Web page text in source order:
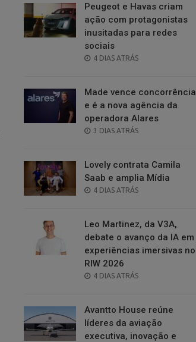
Peugeot e Havas criam
ação com protagonistas
inusitadas para redes
sociais
POSTED
4 DIAS ATRÁS
Made vence concorrência
e é a nova agência da
operadora Alares
POSTED
3 DIAS ATRÁS
Lovely contrata Camila
Saab e amplia Mídia
POSTED
4 DIAS ATRÁS
Leo Martinez, da V3A,
debate o avanço da IA em
experiências imersivas no
RIW 2026
POSTED
4 DIAS ATRÁS
Avantto House reúne
líderes da aviação
executiva, inovação e